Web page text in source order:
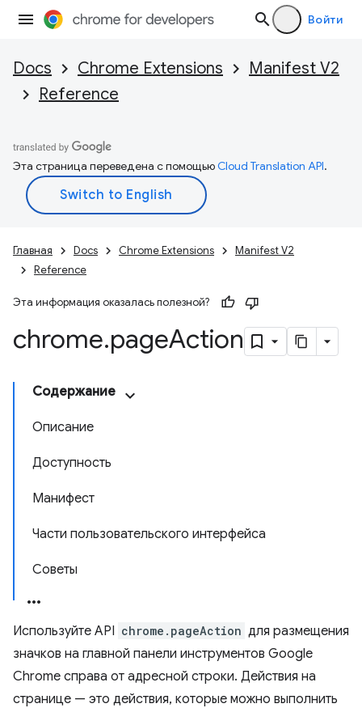
Войти
Docs Chrome Extensions
Manifest V2
Reference
Эта страница переведена с помощьюCloud Translation API.
Главная Docs Chrome Extensions
Manifest V2
Reference
Эта информация оказалась полезной?
chrome.pageAction
Содержание
Описание
Доступность
Манифест
Части пользовательского интерфейса
Советы
Используйте API chrome.pageAction для размещения
значков на главной панели инструментов Google
Chrome справа от адресной строки. Действия на
странице — это действия, которые можно выполнить